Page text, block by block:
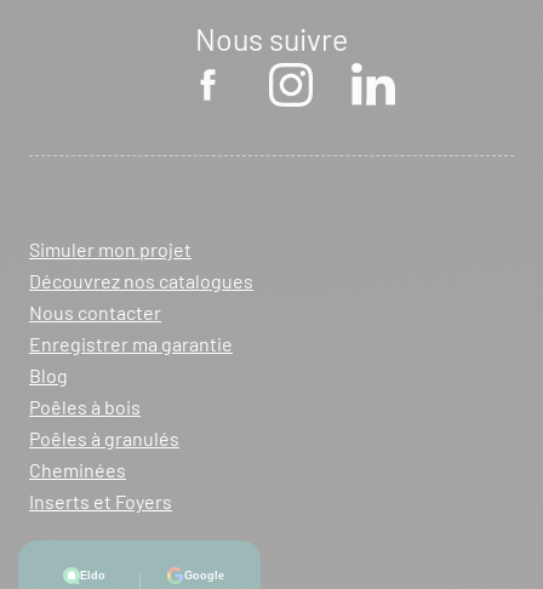
Nous suivre
Simuler mon projet
Découvrez nos catalogues
Nous contacter
Enregistrer ma garantie
Blog
Poêles à bois
Poêles à granulés
Cheminées
Inserts et Foyers
Mentions légales